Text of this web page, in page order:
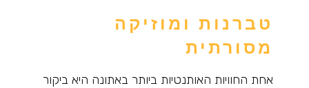
טברנות ומוזיקה
מסורתית
אחת החוויות האותנטיות ביותר באתונה היא ביקור